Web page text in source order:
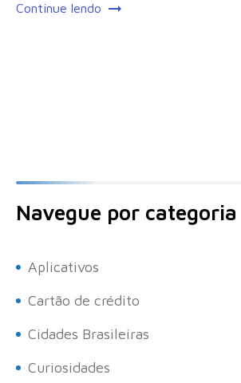
Continue lendo
Navegue por categoria
Aplicativos
Cartão de crédito
Cidades Brasileiras
Curiosidades